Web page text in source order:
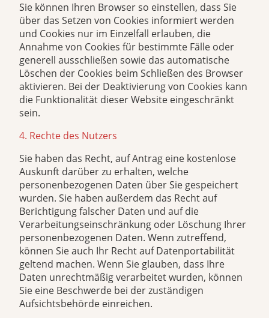
Sie können Ihren Browser so einstellen, dass Sie
über das Setzen von Cookies informiert werden
und Cookies nur im Einzelfall erlauben, die
Annahme von Cookies für bestimmte Fälle oder
generell ausschließen sowie das automatische
Löschen der Cookies beim Schließen des Browser
aktivieren. Bei der Deaktivierung von Cookies kann
die Funktionalität dieser Website eingeschränkt
sein.
4. Rechte des Nutzers
Sie haben das Recht, auf Antrag eine kostenlose
Auskunft darüber zu erhalten, welche
personenbezogenen Daten über Sie gespeichert
wurden. Sie haben außerdem das Recht auf
Berichtigung falscher Daten und auf die
Verarbeitungseinschränkung oder Löschung Ihrer
personenbezogenen Daten. Wenn zutreffend,
können Sie auch Ihr Recht auf Datenportabilität
geltend machen. Wenn Sie glauben, dass Ihre
Daten unrechtmäßig verarbeitet wurden, können
Sie eine Beschwerde bei der zuständigen
Aufsichtsbehörde einreichen.